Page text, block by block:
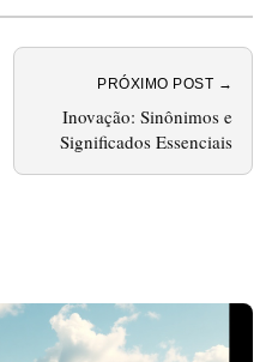
PRÓXIMO POST →
Inovação: Sinônimos e
Significados Essenciais